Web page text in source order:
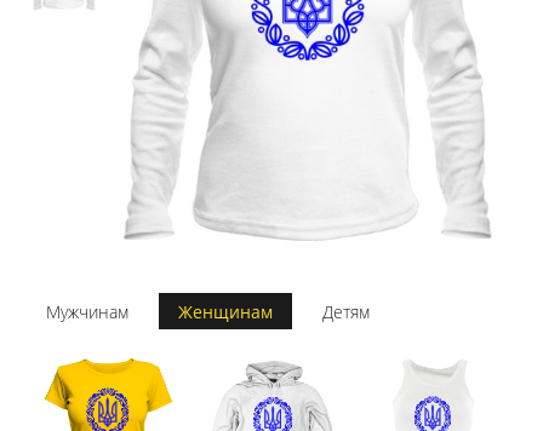
Мужчинам Женщинам Детям